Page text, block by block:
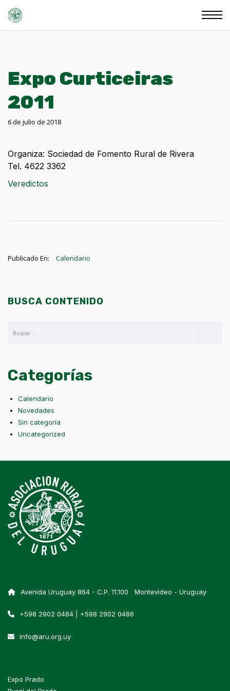
Expo Curticeiras
2011
6 de julio de 2018
Organiza: Sociedad de Fomento Rural de Rivera
Tel. 4622 3362
Veredictos
Publicado En: Calendario
BUSCA CONTENIDO
Categorías
Calendario
Novedades
Sin categoría
Uncategorized
Avenida Uruguay 864 - C.P. 11.100 Montevideo - Uruguay
+598 2902 0484 | +598 2902 0486
info@aru.org.uy
Expo Prado